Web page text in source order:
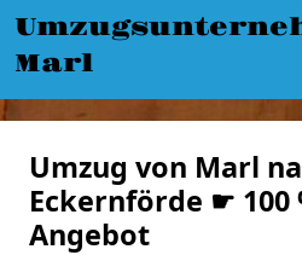
Marl
Umzug von Marl
Eckernförde ☛ 100
Angebot